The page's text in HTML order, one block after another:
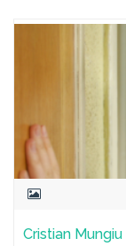
Cristian